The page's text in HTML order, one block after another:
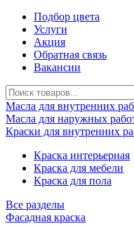
Подбор цвета
Услуги
Акция
Обратная связь
Вакансии
Масла для внутренних
Масла для наружных
Краски для внутренних
Краска интерьерная
Краска для мебели
Краска для пола
Все разделы
Фасадная краска